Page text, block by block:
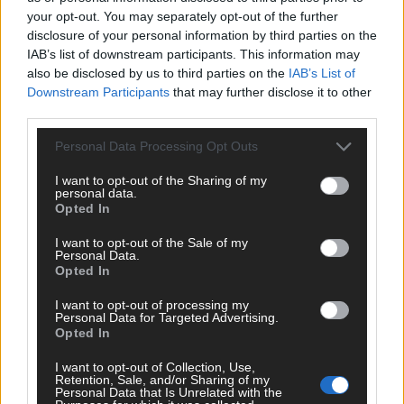
your opt-out. You may separately opt-out of the further
disclosure of your personal information by third parties on the
IAB’s list of downstream participants. This information may
also be disclosed by us to third parties on the IAB’s List of
Downstream Participants that may further disclose it to other
Personal Data Processing Opt Outs
I want to opt-out of the Sharing of my
personal data.
Opted In
I want to opt-out of the Sale of my
Personal Data.
Opted In
I want to opt-out of processing my
Personal Data for Targeted Advertising.
Opted In
I want to opt-out of Collection, Use,
Retention, Sale, and/or Sharing of my
Personal Data that Is Unrelated with the
OpenTelemetry. Wspiera zespoły w
diagnozowaniu problemów w systemach
rozproszonych oraz optymalizacji kosztów
infrastruktury observability. Prelegent na
JDD, Confitura, 4Developers. W
problemu, pokazuje jego rozwiązanie i
omawia konsekwencje decyzji
architektonicznych. Wierzy, że dobrze
zaimplementowany tracing to nie tylko
narzędzie dla programistów, ale realna
oszczędność czasu i pieniędzy dla całej
organizacji.
20:15 Świąteczny konkurs, networking i
pizza!
zapraszamy wszystkich uczestników na
gorącą pizzę i dalsze rozmowy w